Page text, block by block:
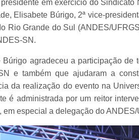
em exercício do Sindicato
Elisabete Búrigo, 2ª vice-
Rio Grande do Sul (ANDES/
SN.
Búrigo agradeceu a participação de
e também que ajudaram a
da realização do evento na
é administrada por um reitor
em especial a delegação do